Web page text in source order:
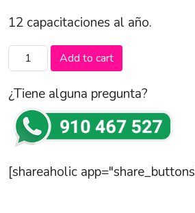
12 capacitaciones al año.
Maestra
Premium
2025
quantity
Add to cart
¿Tiene alguna pregunta?
[shareaholic